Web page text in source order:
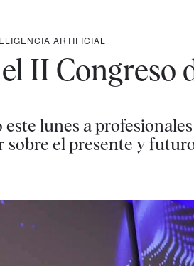
ARTIFICIAL
II
lunes a
sobre el presente y